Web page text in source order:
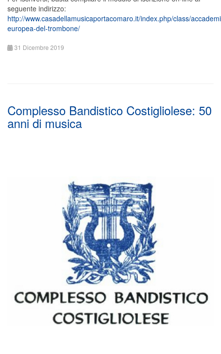
seguente indirizzo:
http://www.casadellamusicaportacomaro.it/index.php/class/
europea-del-trombone/
31 Dicembre 2019
Complesso Bandistico Costigliolese: 50
anni di musica